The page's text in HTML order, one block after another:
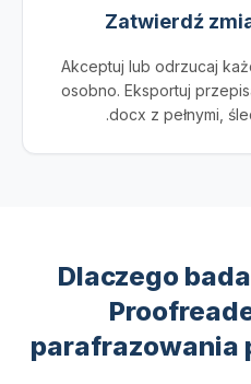
Zatwierdź
Akceptuj lub odrzucaj
osobno. Eksportuj
.docx z pełnymi,
Dlaczego
parafrazowania